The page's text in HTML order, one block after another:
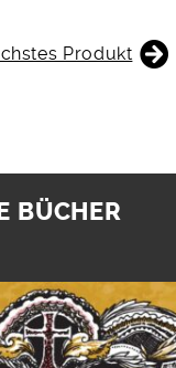
Produkt
BÜCHER